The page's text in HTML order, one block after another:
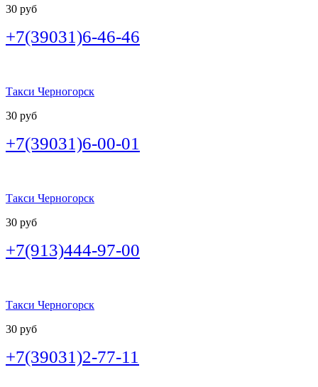
30 руб
+7(39031)6-46-46
Такси Черногорск
30 руб
+7(39031)6-00-01
Такси Черногорск
30 руб
+7(913)444-97-00
Такси Черногорск
30 руб
+7(39031)2-77-11